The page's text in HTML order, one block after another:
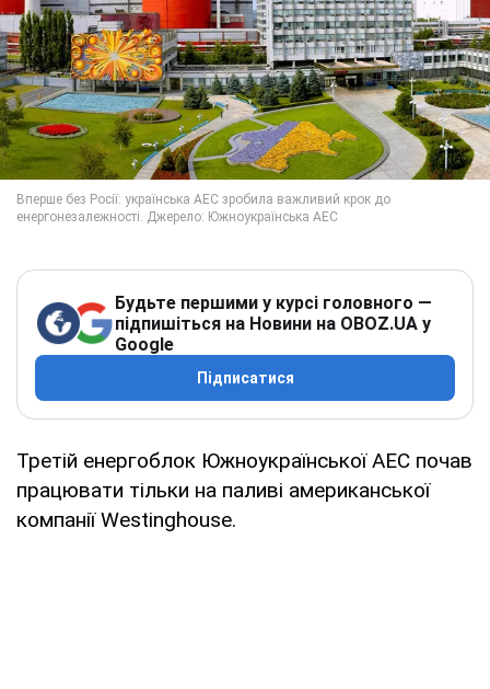
Будьте першими у курсі головного —
підпишіться на Новини на OBOZ.UA у
Google
Підписатися
Третій енергоблок Южноукраїнської АЕС почав
працювати тільки на паливі американської
компанії Westinghouse.